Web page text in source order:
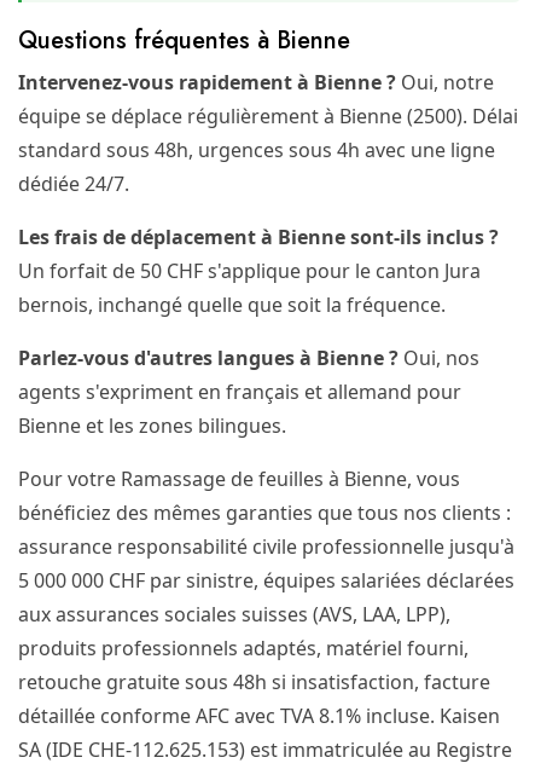
Questions fréquentes à Bienne
Intervenez-vous rapidement à Bienne ? Oui, notre
équipe se déplace régulièrement à Bienne (2500). Délai
standard sous 48h, urgences sous 4h avec une ligne
dédiée 24/7.
Les frais de déplacement à Bienne sont-ils inclus ?
Un forfait de 50 CHF s'applique pour le canton Jura
bernois, inchangé quelle que soit la fréquence.
Parlez-vous d'autres langues à Bienne ? Oui, nos
agents s'expriment en français et allemand pour
Bienne et les zones bilingues.
Pour votre Ramassage de feuilles à Bienne, vous
bénéficiez des mêmes garanties que tous nos clients :
assurance responsabilité civile professionnelle jusqu'à
5 000 000 CHF par sinistre, équipes salariées déclarées
aux assurances sociales suisses (AVS, LAA, LPP),
produits professionnels adaptés, matériel fourni,
retouche gratuite sous 48h si insatisfaction, facture
détaillée conforme AFC avec TVA 8.1% incluse. Kaisen
SA (IDE CHE-112.625.153) est immatriculée au Registre